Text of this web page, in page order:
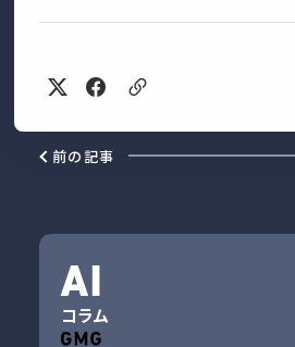
前の記事
AI
コラム